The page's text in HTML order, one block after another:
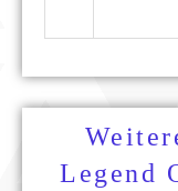
Legend